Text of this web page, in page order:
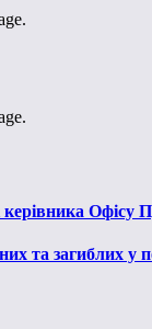
Офісу
та загиблих у